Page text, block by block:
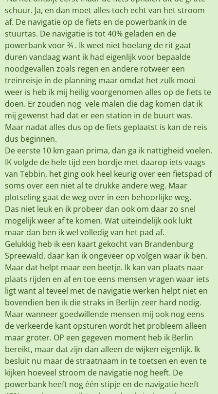
schuur. Ja, en dan moet alles toch echt van het stroom
af. De navigatie op de fiets en de powerbank in de
stuurtas. De navigatie is tot 40% geladen en de
powerbank voor ¾ . Ik weet niet hoelang de rit gaat
duren vandaag want ik had eigenlijk voor bepaalde
noodgevallen zoals regen en andere rotweer een
treinreisje in de planning maar omdat het zulk mooi
weer is heb ik mij heilig voorgenomen alles op de fiets te
doen. Er zouden nog vele malen die dag komen dat ik
mij gewenst had dat er een station in de buurt was.
Maar nadat alles dus op de fiets geplaatst is kan de reis
dus beginnen.
De eerste 10 km gaan prima, dan ga ik nattigheid voelen.
IK volgde de hele tijd een bordje met daarop iets vaags
van Tebbin, het ging ook heel keurig over een fietspad of
soms over een niet al te drukke andere weg. Maar
plotseling gaat de weg over in een behoorlijke weg.
Das niet leuk en ik probeer dan ook om daar zo snel
mogelijk weer af te komen. Wat uiteindelijk ook lukt
maar dan ben ik wel volledig van het pad af.
Gelukkig heb ik een kaart gekocht van Brandenburg
Spreewald, daar kan ik ongeveer op volgen waar ik ben.
Maar dat helpt maar een beetje. Ik kan van plaats naar
plaats rijden en af en toe eens mensen vragen waar iets
ligt want al teveel met de navigatie werken helpt niet en
bovendien ben ik die straks in Berlijn zeer hard nodig.
Maar wanneer goedwillende mensen mij ook nog eens
de verkeerde kant opsturen wordt het probleem alleen
maar groter. OP een gegeven moment heb ik Berlin
bereikt, maar dat zijn dan alleen de wijken eigenlijk. Ik
besluit nu maar de straatnaam in te toetsen en even te
kijken hoeveel stroom de navigatie nog heeft. De
powerbank heeft nog één stipje en de navigatie heeft